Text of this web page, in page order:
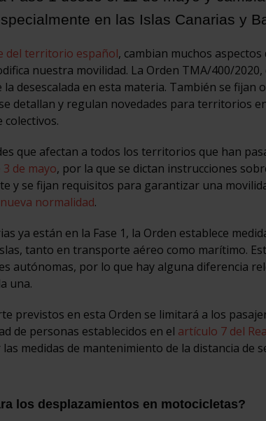
en las Islas Canarias y
del territorio español, cambian muchos
nuestra movilidad. La Orden TMA/400/2020,
la desescalada en esta materia. También se
detallan y regulan novedades para territorios
que afectan a todos los territorios que han
de mayo, por la que se dictan instrucciones
y se fijan requisitos para garantizar una
normalidad.
ya están en la Fase 1, la Orden establece
tanto en transporte aéreo como marítimo.
autónomas, por lo que hay alguna diferencia
una.
previstos en esta Orden se limitará a los
de personas establecidos en el artículo 7 del
medidas de mantenimiento de la distancia de
los desplazamientos en motocicletas?